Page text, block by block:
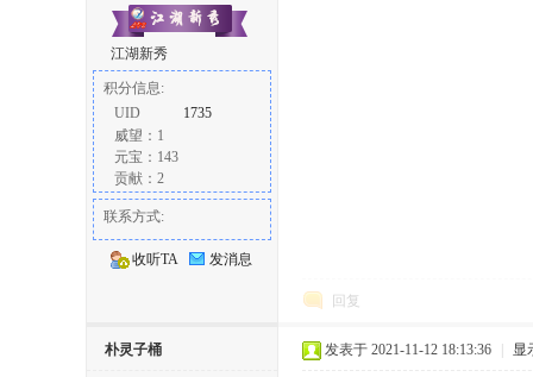
江湖新秀
积分信息:
UID
1735
威望：1
元宝：143
贡献：2
联系方式:
收听TA 发消息
回复
朴灵子桶 发表于 2021-11-12 18:13:36 显